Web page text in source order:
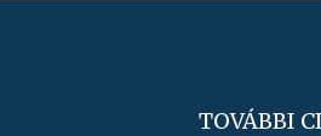
TOVÁBBI